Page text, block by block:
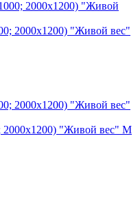
2000х1200) "Живой вес"
"Живой вес" М